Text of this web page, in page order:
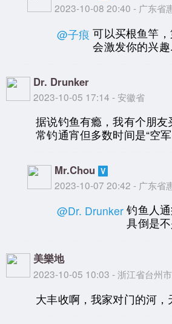
2023-10-08 20:40 - 广东省
@子痕 可以买根鱼竿
会激发你的兴
Dr. Drunker
2023-10-05 17:14 - 安徽省
据说钓鱼有瘾，我有个朋友
常钓通宵但多数时间是“空军”
Mr.Chou
2023-10-07 20:42 - 广东省
@Dr. Drunker 钓鱼人
具倒是不
美樂地
2023-10-05 10:03 - 浙江省台州市
大丰收啊，我家对门的河，